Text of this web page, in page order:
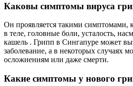
Каковы симптомы вируса
Он проявляется такими симптомами,
в теле, головные боли, усталость,
кашель . Грипп в Сингапуре может
заболевание, а в некоторых случаях
осложнениям или даже смерти.
Какие симптомы у нового